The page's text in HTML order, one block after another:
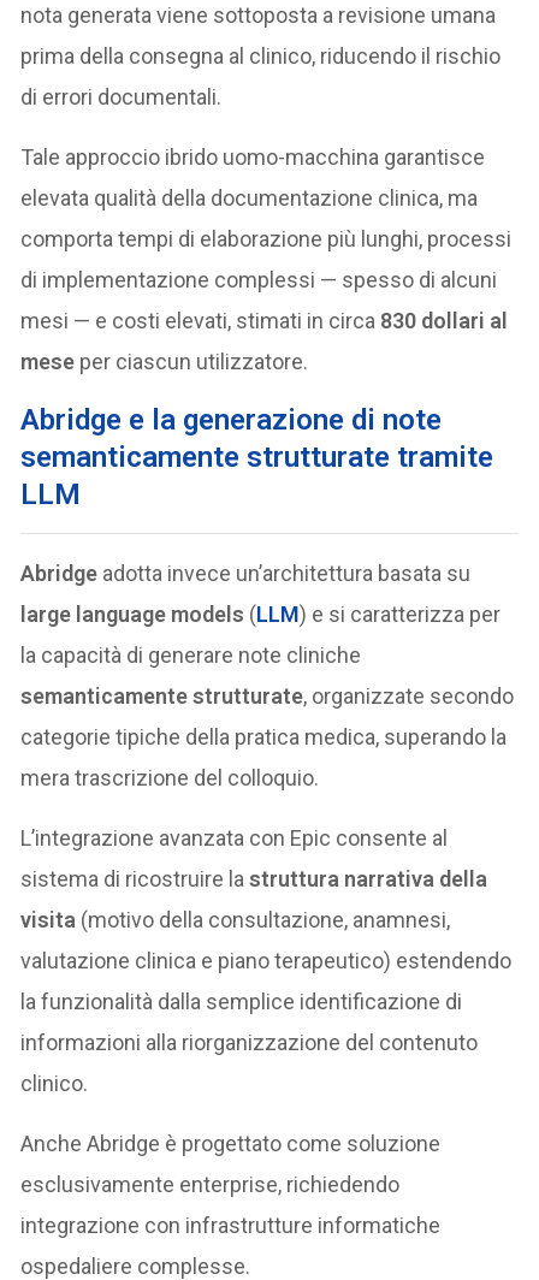
nota generata viene sottoposta a revisione umana
prima della consegna al clinico, riducendo il rischio
di errori documentali.
Tale approccio ibrido uomo-macchina garantisce
elevata qualità della documentazione clinica, ma
comporta tempi di elaborazione più lunghi, processi
di implementazione complessi — spesso di alcuni
mesi — e costi elevati, stimati in circa 830 dollari al
mese per ciascun utilizzatore.
Abridge e la generazione di note
semanticamente strutturate tramite
LLM
Abridge adotta invece un’architettura basata su
large language models (LLM) e si caratterizza per
la capacità di generare note cliniche
semanticamente strutturate, organizzate secondo
categorie tipiche della pratica medica, superando la
mera trascrizione del colloquio.
L’integrazione avanzata con Epic consente al
sistema di ricostruire lastruttura narrativa della
visita (motivo della consultazione, anamnesi,
valutazione clinica e piano terapeutico) estendendo
la funzionalità dalla semplice identificazione di
informazioni alla riorganizzazione del contenuto
clinico.
Anche Abridge è progettato come soluzione
esclusivamente enterprise, richiedendo
integrazione con infrastrutture informatiche
ospedaliere complesse.